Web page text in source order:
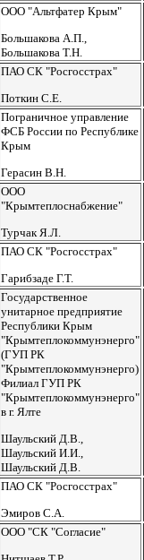
ООО "Альтфатер Крым"
Большакова А.П.,
Большакова Т.Н.
ПАО СК "Росгосстрах"
Поткин С.Е.
Пограничное управление
ФСБ России по Республике
Крым
Герасин В.Н.
ООО
"Крымтеплоснабжение"
Турчак Я.Л.
ПАО СК "Росгосстрах"
Гарибзаде Г.Т.
Государственное
унитарное предприятие
Республики Крым
"Крымтеплокоммунэнерго"
(ГУП РК
"Крымтеплокоммунэнерго)
Филиал ГУП РК
"Крымтеплокоммунэнерго"
в г. Ялте
Шаульский Д.В.,
Шаульский И.И.,
Шаульский Д.В.
ПАО СК "Росгосстрах"
Эмиров С.А.
ООО "СК "Согласие"